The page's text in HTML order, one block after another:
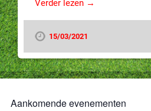
Verder lezen →
15/03/2021
Aankomende evenementen